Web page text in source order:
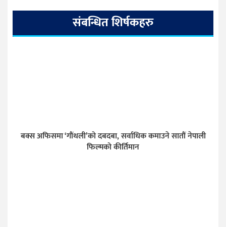
संबन्धित शिर्षकहरु
बक्स अफिसमा ‘गौंथली’को दबदबा, सर्वाधिक कमाउने सातौं नेपाली
फिल्मको कीर्तिमान